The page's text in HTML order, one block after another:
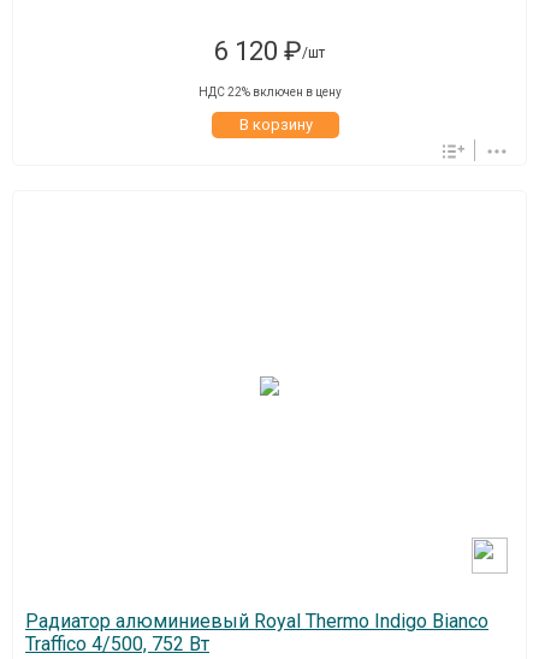
6 120 ₽/шт
НДС 22% включен в цену
В корзину
Радиатор алюминиевый Royal Thermo Indigo Bianco
Traffico 4/500, 752 Вт